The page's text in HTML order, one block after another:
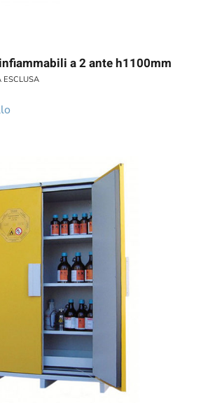
a 2 ante h1100mm
ESCLUSA